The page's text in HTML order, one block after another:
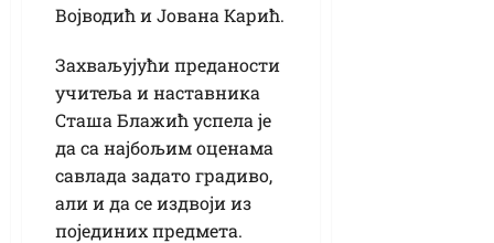
Војводић и Јована Карић.
Захваљујући преданости
учитеља и наставника
Сташа Блажић успела је
да са најбољим оценама
савлада задато градиво,
али и да се издвоји из
појединих предмета.